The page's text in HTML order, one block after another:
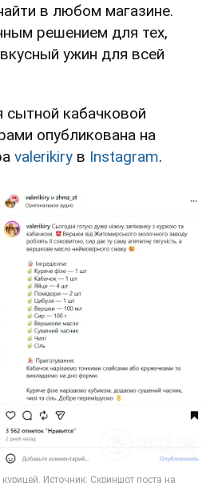
в любом магазине.
решением для тех,
ужин для всей
сытной кабачковой
опубликована на
valerikiry в Instagram.